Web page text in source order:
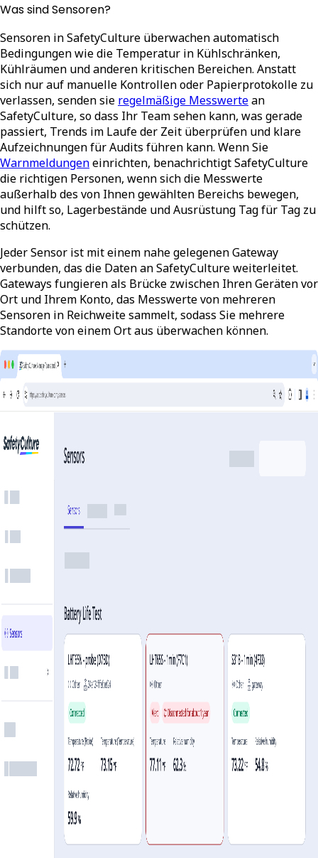
Was sind Sensoren?
Sensoren in SafetyCulture überwachen automatisch
Bedingungen wie die Temperatur in Kühlschränken,
Kühlräumen und anderen kritischen Bereichen. Anstatt
sich nur auf manuelle Kontrollen oder Papierprotokolle zu
verlassen, senden sie regelmäßige Messwertean
SafetyCulture, so dass Ihr Team sehen kann, was gerade
passiert, Trends im Laufe der Zeit überprüfen und klare
Aufzeichnungen für Audits führen kann. Wenn Sie
Warnmeldungeneinrichten, benachrichtigt SafetyCulture
die richtigen Personen, wenn sich die Messwerte
außerhalb des von Ihnen gewählten Bereichs bewegen,
und hilft so, Lagerbestände und Ausrüstung Tag für Tag zu
schützen.
Jeder Sensor ist mit einem nahe gelegenen Gateway
verbunden, das die Daten an SafetyCulture weiterleitet.
Gateways fungieren als Brücke zwischen Ihren Geräten vor
Ort und Ihrem Konto, das Messwerte von mehreren
Sensoren in Reichweite sammelt, sodass Sie mehrere
Standorte von einem Ort aus überwachen können.